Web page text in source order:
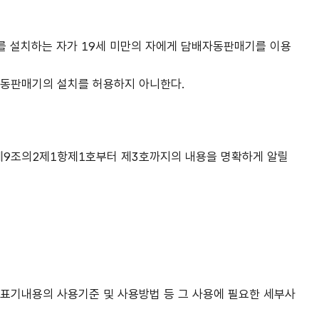
치하는 자가 19세 미만의 자에게 담배자동판매기를 이용
판매기의 설치를 허용하지 아니한다.
의2제1항제1호부터 제3호까지의 내용을 명확하게 알릴
내용의 사용기준 및 사용방법 등 그 사용에 필요한 세부사